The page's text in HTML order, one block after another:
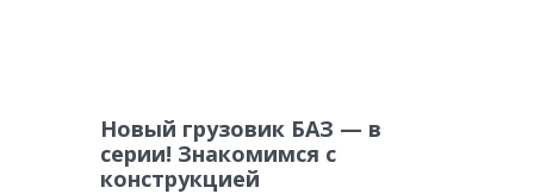
Новый грузовик БАЗ — в
серии! Знакомимся с
конструкцией